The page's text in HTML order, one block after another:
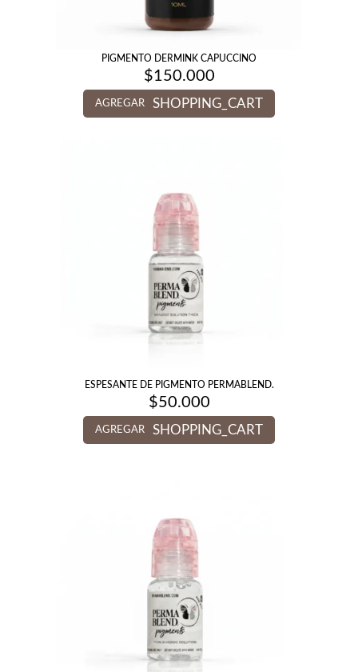
PIGMENTO DERMINK CAPUCCINO
$150.000
AGREGAR SHOPPING_CART
ESPESANTE DE PIGMENTO PERMABLEND.
$50.000
AGREGAR SHOPPING_CART